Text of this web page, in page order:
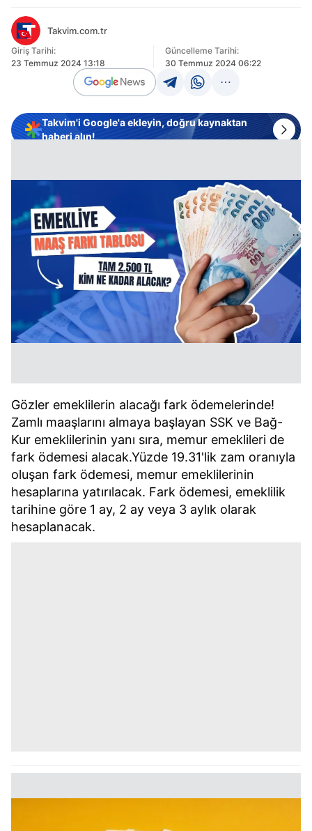
Takvim.com.tr
Giriş Tarihi:
23 Temmuz 2024 13:18
Güncelleme Tarihi:
30 Temmuz 2024 06:22
Takvim'i Google'a ekleyin, doğru kaynaktan
haberi alın!
Gözler emeklilerin alacağı fark ödemelerinde!
Zamlı maaşlarını almaya başlayan SSK ve Bağ-
Kur emeklilerinin yanı sıra, memur emeklileri de
fark ödemesi alacak.Yüzde 19.31'lik zam oranıyla
oluşan fark ödemesi, memur emeklilerinin
hesaplarına yatırılacak. Fark ödemesi, emeklilik
tarihine göre 1 ay, 2 ay veya 3 aylık olarak
hesaplanacak.